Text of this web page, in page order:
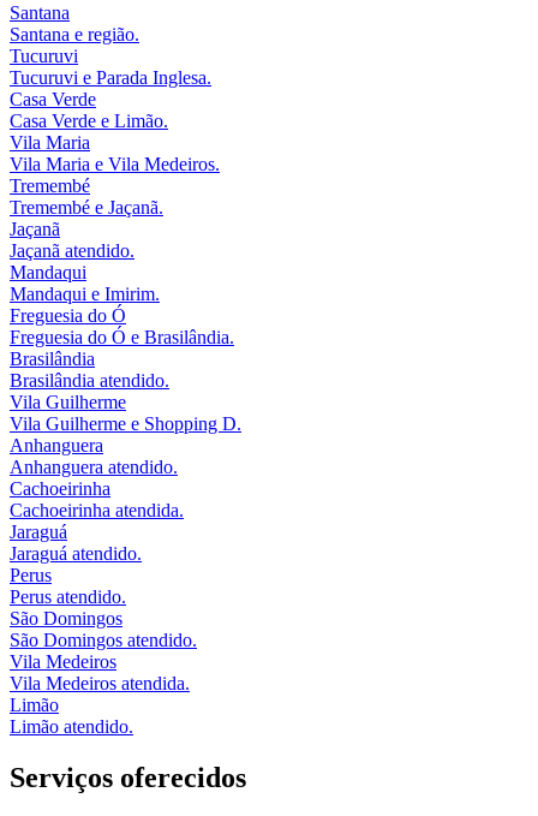
Santana
Santana e região.
Tucuruvi
Tucuruvi e Parada Inglesa.
Casa Verde
Casa Verde e Limão.
Vila Maria
Vila Maria e Vila Medeiros.
Tremembé
Tremembé e Jaçanã.
Jaçanã
Jaçanã atendido.
Mandaqui
Mandaqui e Imirim.
Freguesia do Ó
Freguesia do Ó e Brasilândia.
Brasilândia
Brasilândia atendido.
Vila Guilherme
Vila Guilherme e Shopping D.
Anhanguera
Anhanguera atendido.
Cachoeirinha
Cachoeirinha atendida.
Jaraguá
Jaraguá atendido.
Perus
Perus atendido.
São Domingos
São Domingos atendido.
Vila Medeiros
Vila Medeiros atendida.
Limão
Limão atendido.
Serviços oferecidos